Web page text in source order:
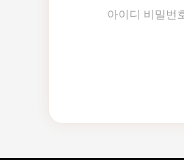
아이디 비밀번